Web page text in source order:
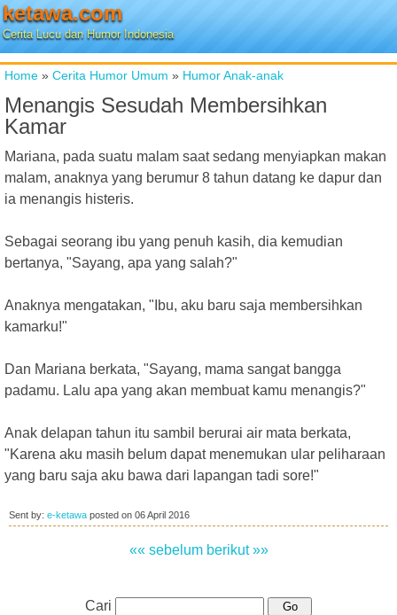
ketawa.com
Cerita Lucu dan Humor Indonesia
Home » Cerita Humor Umum » Humor Anak-anak
Menangis Sesudah Membersihkan
Kamar
Mariana, pada suatu malam saat sedang menyiapkan makan
malam, anaknya yang berumur 8 tahun datang ke dapur dan
ia menangis histeris.
Sebagai seorang ibu yang penuh kasih, dia kemudian
bertanya, "Sayang, apa yang salah?"
Anaknya mengatakan, "Ibu, aku baru saja membersihkan
kamarku!"
Dan Mariana berkata, "Sayang, mama sangat bangga
padamu. Lalu apa yang akan membuat kamu menangis?"
Anak delapan tahun itu sambil berurai air mata berkata,
"Karena aku masih belum dapat menemukan ular peliharaan
yang baru saja aku bawa dari lapangan tadi sore!"
Sent by: e-ketawa posted on 06 April 2016
«« sebelum berikut »»
Cari